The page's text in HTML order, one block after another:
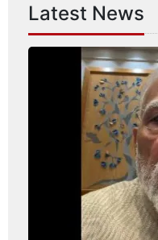
Latest News